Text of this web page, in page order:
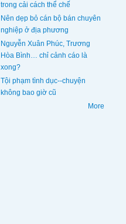
trong cải cách thể chế
Nên dẹp bỏ cán bộ bán chuyên
nghiệp ở địa phương
Nguyễn Xuân Phúc, Trương
Hòa Bình… chỉ cảnh cáo là
xong?
Tội phạm tình dục--chuyện
không bao giờ cũ
More